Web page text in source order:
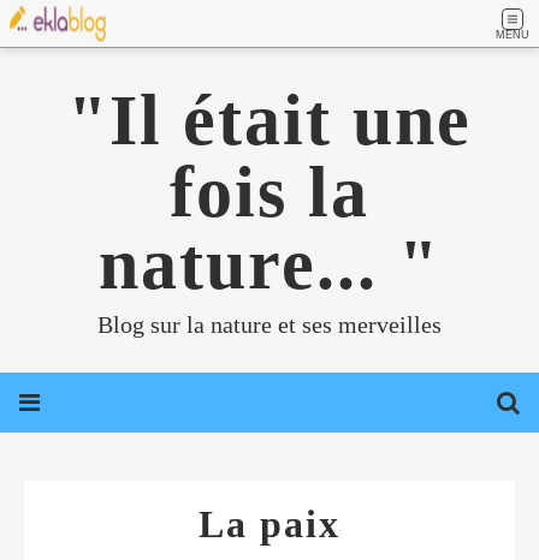
MENU
"Il était une
fois la
nature... "
Blog sur la nature et ses merveilles
La paix